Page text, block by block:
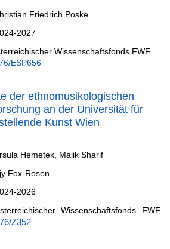
Friedrich Poske
2027
Wissenschaftsfonds FWF
ESP656
der ethnomusikologischen
an der Universität für
Kunst Wien
Hemetek, Malik Sharif
Fox-Rosen
2026
Wissenschaftsfonds FWF
Z352